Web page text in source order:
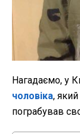
Нагадаємо, у
чоловіка, який
пограбував